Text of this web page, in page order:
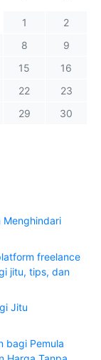
1
2
8
9
15
16
22
23
29
30
Menghindari
freelance
jitu, tips, dan
Jitu
bagi Pemula